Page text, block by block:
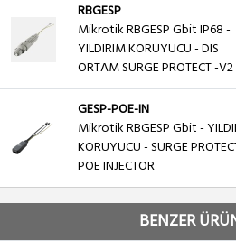
RBGESP
Mikrotik RBGESP Gbit IP68 -
YILDIRIM KORUYUCU - DIS
ORTAM SURGE PROTECT -V2
GESP-POE-IN
Mikrotik RBGESP Gbit -
KORUYUCU - SURGE
POE INJECTOR
BENZER